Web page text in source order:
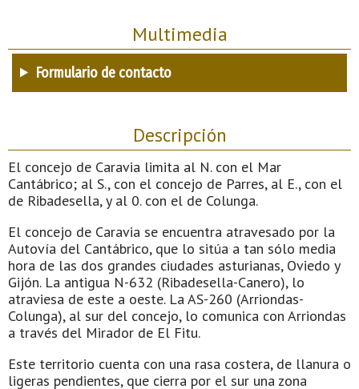
Multimedia
Formulario de contacto
Descripción
El concejo de Caravia limita al N. con el Mar
Cantábrico; al S., con el concejo de Parres, al E., con el
de Ribadesella, y al 0. con el de Colunga.
El concejo de Caravia se encuentra atravesado por la
Autovía del Cantábrico, que lo sitúa a tan sólo media
hora de las dos grandes ciudades asturianas, Oviedo y
Gijón. La antigua N-632 (Ribadesella-Canero), lo
atraviesa de este a oeste. La AS-260 (Arriondas-
Colunga), al sur del concejo, lo comunica con Arriondas
a través del Mirador de El Fitu.
Este territorio cuenta con una rasa costera, de llanura o
ligeras pendientes, que cierra por el sur una zona